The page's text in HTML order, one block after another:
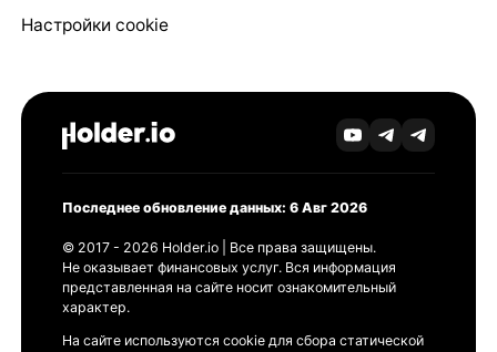
Настройки cookie
Последнее обновление данных: 6 Авг 2026
© 2017 - 2026 Holder.io | Все права защищены.
Не оказывает финансовых услуг. Вся информация
представленная на сайте носит ознакомительный
характер.
На сайте используются cookie для сбора статической